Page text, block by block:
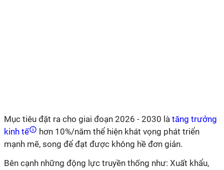
Mục tiêu đặt ra cho giai đoạn 2026 - 2030 là tăng trưởng
kinh tế
hơn 10%/năm thể hiện khát vọng phát triển
mạnh mẽ, song để đạt được không hề đơn giản.
Bên cạnh những động lực truyền thống như: Xuất khẩu,